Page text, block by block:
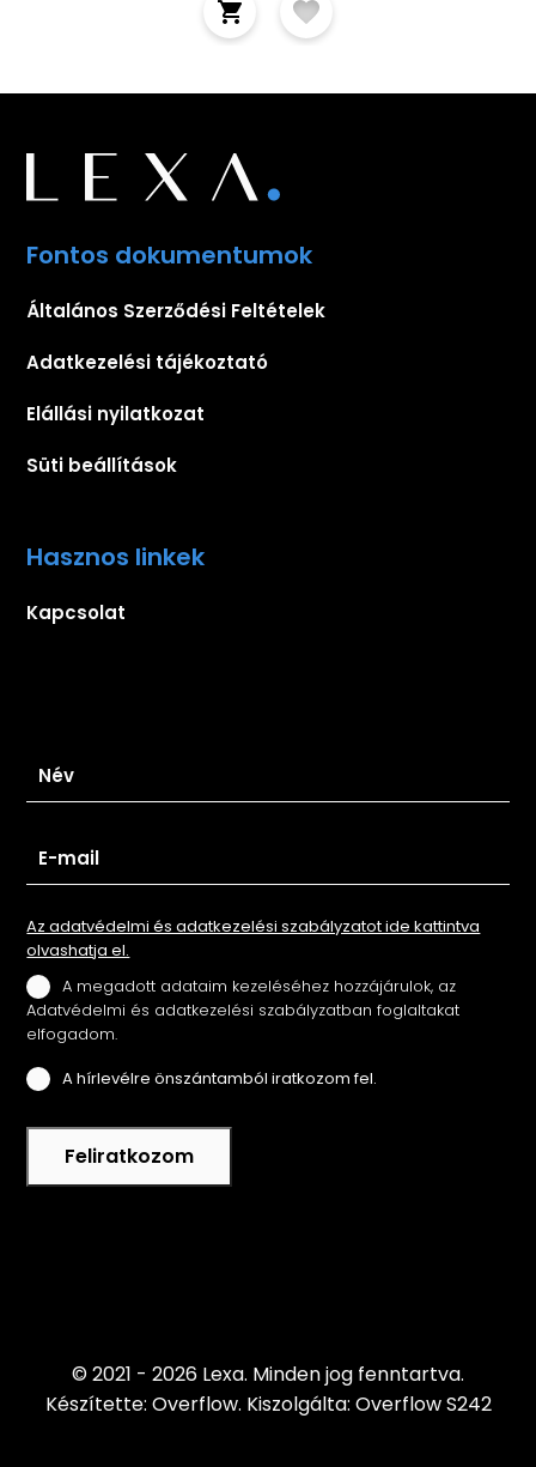
Fontos dokumentumok
Általános Szerződési Feltételek
Adatkezelési tájékoztató
Elállási nyilatkozat
Süti beállítások
Hasznos linkek
Kapcsolat
Az adatvédelmi és adatkezelési szabályzatot ide kattintva
olvashatja el.
A megadott adataim kezeléséhez hozzájárulok, az
Adatvédelmi és adatkezelési szabályzatban foglaltakat
elfogadom.
A hírlevélre önszántamból iratkozom fel.
Feliratkozom
© 2021 - 2026 Lexa. Minden jog fenntartva.
Készítette: Overflow. Kiszolgálta: Overflow S242